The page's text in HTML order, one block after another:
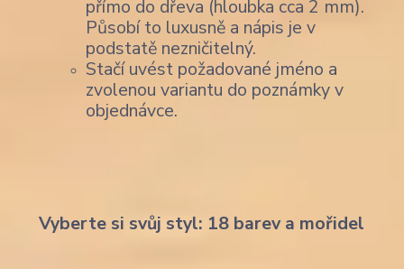
přímo do dřeva (hloubka cca 2 mm).
Působí to luxusně a nápis je v
podstatě nezničitelný.
Stačí uvést požadované jméno a
zvolenou variantu do poznámky v
objednávce.
Vyberte si svůj styl: 18 barev a mořidel